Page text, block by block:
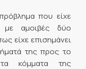
που είχε
με αμοιβές δύο
είχε επισημάνει
της προς το
κόμματα της